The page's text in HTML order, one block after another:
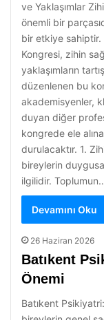
ve Yaklaşımlar
önemli bir
bir etkiye sahiptir.
Kongresi, zihin
yaklaşımların
düzenlenen bu
akademisyenler,
duyan diğer
kongrede ele
durulacaktır. 1.
bireylerin
ilgilidir.
Devamını Oku
26 Haziran 2026
Batıkent
Önemi
Batıkent